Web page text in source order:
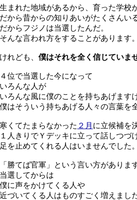
まれた地域があるから、育った学校
から昔からの知りあいがたくさんいる
からフジノは当選したんだ。
んな言われ方をすることがあります。
れども、 僕はそれを全く信じていま
位で当選した今になって
ろんな人が
ろんな風に僕のことを持ちあげます
はそういう持ちあげる人々の言葉を
くてたまらなかった ２月 に立候補を
人きりでＹデッキに立って話しつづ
を止めてくれる人はいませんでした。
勝てば官軍」という言い方がありま
選してからは
に声をかけてくる人や
づいてくる人はものすごく増えました